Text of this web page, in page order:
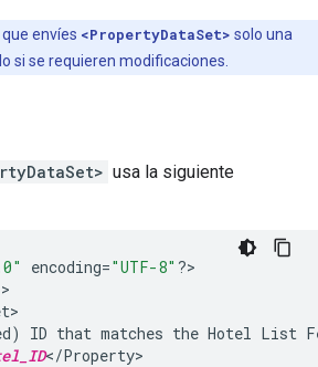
envíes <PropertyDataSet> solo una
si se requieren modificaciones.
usa la siguiente
encoding="UTF-8" ?>
>
) ID that matches the Hotel List
</Property>